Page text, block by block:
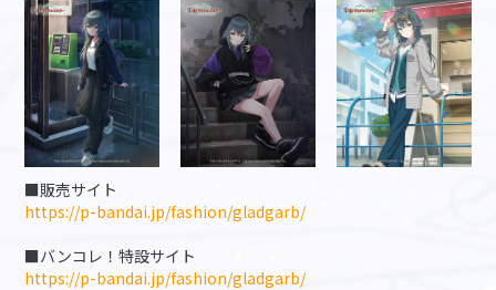
■販売サイト
https://p-bandai.jp/fashion/gladgarb/
■バンコレ！特設サイト
https://p-bandai.jp/fashion/gladgarb/